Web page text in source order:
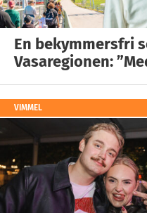
En bekymmersfri
Vasaregionen:
VIMMEL